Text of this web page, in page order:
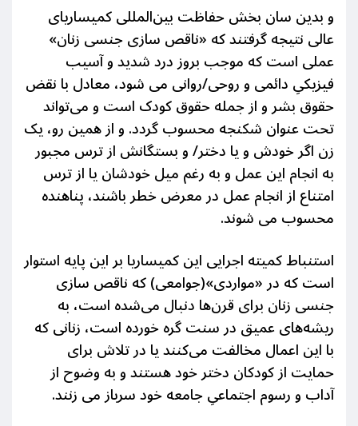
و بدین سان بخش حفاظت بین‌المللی کمیساریای
عالی نتیجه گرفتند که «ناقص سازی جنسی زنان»
عملی است که موجب بروز درد شدید و آسیب
فیزیکیِ دائمی و روحی/روانی می شود، معادل با نقض
حقوق بشر و از جمله حقوق کودک است و می‌تواند
تحت عنوان شکنجه محسوب گردد.و از همین رو، یک
زن اگر خودش و یا دختر/ و بستگانش از ترس مجبور
به انجام این عمل و به رغم میل خودشان یا از ترس
امتناع از انجام عمل در معرض خطر باشند، پناهنده
محسوب می شوند.
استنباط کمیته اجرایی این کمیساریا بر این پایه استوار
است که در «مواردی»(جوامعی) که ناقص سازی
جنسی زنان برای قرن‌ها دنبال می‌شده است، به
ریشه‌های عمیق در سنت گره خورده است، زنانی که
با این اعمال مخالفت می‌کنند یا در تلاش برای
حمایت از کودکان دختر خود هستند و به وضوح از
آداب و رسوم اجتماعیِ جامعه خود سرباز می زنند.